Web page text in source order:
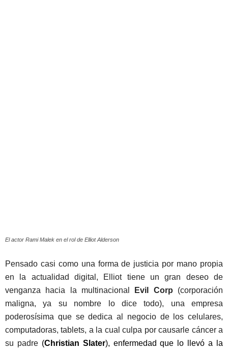
El actor Rami Malek en el rol de Elliot Alderson
Pensado casi como una forma de justicia por mano propia
en la actualidad digital, Elliot tiene un gran deseo de
venganza hacia la multinacional
Evil Corp (corporación
maligna, ya su nombre lo dice todo), una empresa
poderosísima que se dedica al negocio de los celulares,
computadoras, tablets, a la cual culpa por causarle cáncer a
su padre (Christian Slater), enfermedad que lo llevó a la